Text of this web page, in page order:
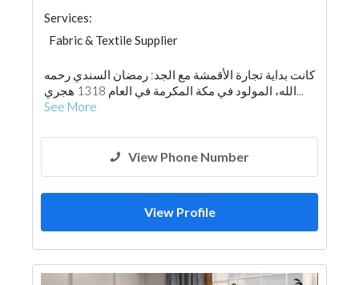
Services:
Fabric & Textile Supplier
كانت بداية تجارة الأقمشة مع الجد: رمضان السندي رحمه
الله، المولود في مكة المكرمة في العام 1318 هجري...
See More
View Phone Number
View Profile